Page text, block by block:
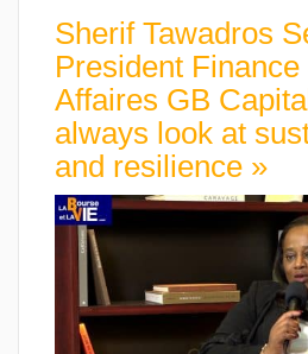
Sherif Tawadros
President
Affaires GB
always look at
and resilience »